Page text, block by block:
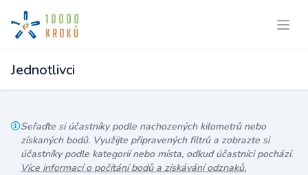
Jednotlivci
Seřaďte si účastníky podle nachozených kilometrů nebo
získaných bodů. Využijte připravených filtrů a zobrazte si
účastníky podle kategorií nebo místa, odkud účastníci pochází.
Více informací o počítání bodů a získávání odznaků.